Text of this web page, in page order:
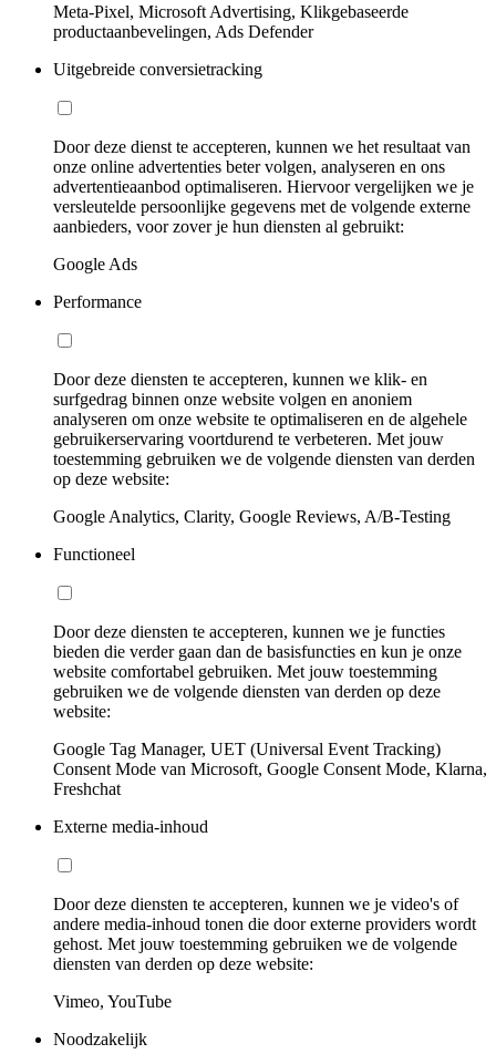
Meta-Pixel, Microsoft Advertising, Klikgebaseerde
productaanbevelingen, Ads Defender
Uitgebreide conversietracking
Door deze dienst te accepteren, kunnen we het resultaat van
onze online advertenties beter volgen, analyseren en ons
advertentieaanbod optimaliseren. Hiervoor vergelijken we je
versleutelde persoonlijke gegevens met de volgende externe
aanbieders, voor zover je hun diensten al gebruikt:
Google Ads
Performance
Door deze diensten te accepteren, kunnen we klik- en
surfgedrag binnen onze website volgen en anoniem
analyseren om onze website te optimaliseren en de algehele
gebruikerservaring voortdurend te verbeteren. Met jouw
toestemming gebruiken we de volgende diensten van derden
op deze website:
Google Analytics, Clarity, Google Reviews, A/B-Testing
Functioneel
Door deze diensten te accepteren, kunnen we je functies
bieden die verder gaan dan de basisfuncties en kun je onze
website comfortabel gebruiken. Met jouw toestemming
gebruiken we de volgende diensten van derden op deze
website:
Google Tag Manager, UET (Universal Event Tracking)
Consent Mode van Microsoft, Google Consent Mode, Klarna,
Freshchat
Externe media-inhoud
Door deze diensten te accepteren, kunnen we je video's of
andere media-inhoud tonen die door externe providers wordt
gehost. Met jouw toestemming gebruiken we de volgende
diensten van derden op deze website:
Vimeo, YouTube
Noodzakelijk